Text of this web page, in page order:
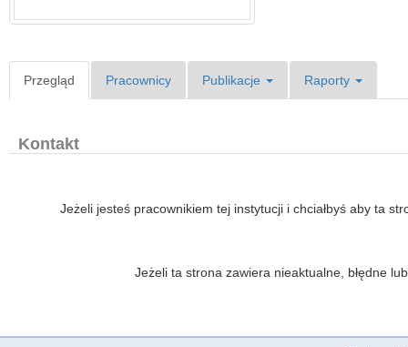
Przegląd Pracownicy Publikacje Raporty
Kontakt
Jeżeli jesteś pracownikiem tej instytucji i chciałbyś aby ta
Jeżeli ta strona zawiera nieaktualne, błędne